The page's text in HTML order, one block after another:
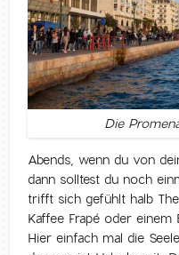
Die
Abends, wenn du von
dann solltest du noch
trifft sich gefühlt halb
Kaffee Frapé oder einem
Hier einfach mal die